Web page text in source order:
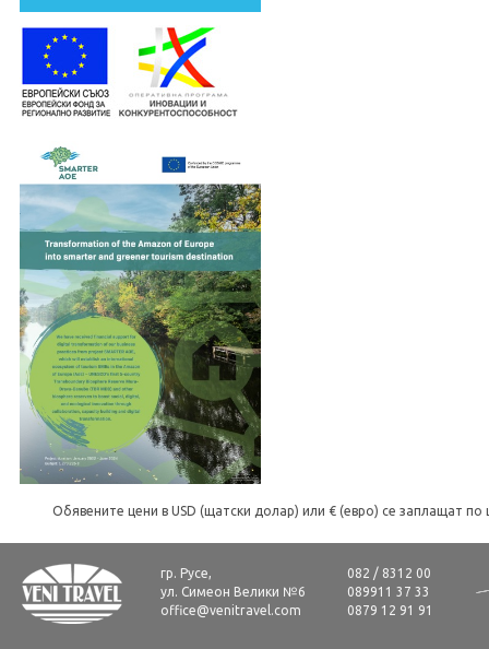
Обявените цени в USD (щатски долар) или € (евро) се заплащат
гр. Русе,
ул. Симеон Велики №6
office@venitravel.com
082 / 8312 00
089911 37 33
0879 12 91 91